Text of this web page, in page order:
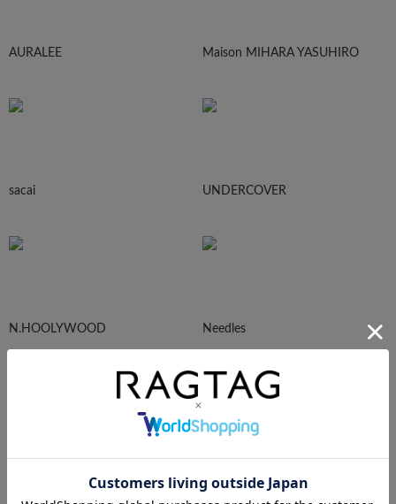
AURALEE Maison MIHARA YASUHIRO
sacai UNDERCOVER
N.HOOLYWOOD Needles